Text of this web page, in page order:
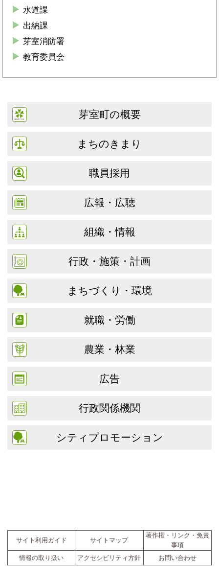
水道課
出納課
芽室消防署
教育委員会
芽室町の概要
まちのきまり
職員採用
広報・広聴
組織・情報
行政・施策・計画
まちづくり・環境
就職・労働
農業・林業
広告
行政関係機関
シティプロモーション
サイト利用ガイド サイトマップ
著作権・リンク・免責
事項
情報の取り扱い
アクセシビリティ方針 お問い合わせ